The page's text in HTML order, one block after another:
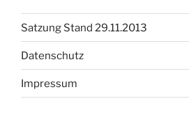
Satzung Stand 29.11.2013
Datenschutz
Impressum